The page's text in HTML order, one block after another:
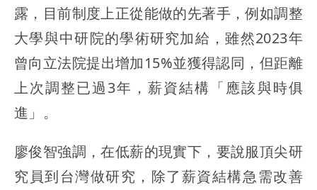
露，目前制度上正從能做的先著手，例如調整
大學與中研院的學術研究加給，雖然2023年
曾向立法院提出增加15%並獲得認同，但距離
上次調整已過3年，薪資結構「應該與時俱
進」。
廖俊智強調，在低薪的現實下，要說服頂尖研
究員到台灣做研究，除了薪資結構急需改善